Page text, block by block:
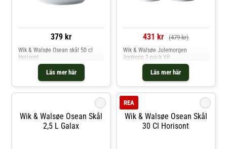
379 kr
Läs mer här
Wik & Walsøe Osean skål 50 cl
Horisont
431 kr (479 kr)
Läs mer här
Wik & Walsøe Julemorgen
äggkopp 2-pack Vit
Wik & Walsøe Osean Skål
2,5 L Galax
Wik & Walsøe Osean Skål
30 Cl Horisont
REA